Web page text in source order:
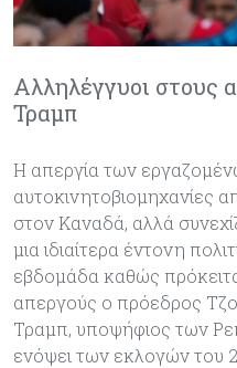
Αλληλέγγυοι στους
Τραμπ
Η απεργία των
αυτοκινητοβιομηχανίες
στον Καναδά, αλλά
μια ιδιαίτερα έντονη
εβδομάδα καθώς
απεργούς ο πρόεδρος
Τραμπ, υποψήφιος των
ενόψει των εκλογών του